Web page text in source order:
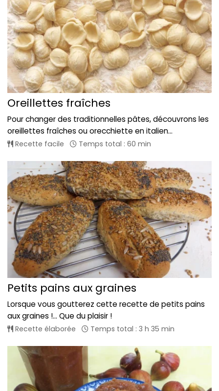
Oreillettes fraîches
Pour changer des traditionnelles pâtes, découvrons les
oreillettes fraîches ou orecchiette en italien...
Recette facile Temps total : 60 min
Petits pains aux graines
Lorsque vous goutterez cette recette de petits pains
aux graines !... Que du plaisir !
Recette élaborée Temps total : 3 h 35 min